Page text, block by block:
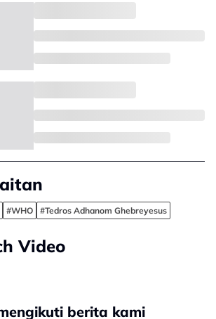
#WHO #Tedros Adhanom Ghebreyesus
Video
berita kami